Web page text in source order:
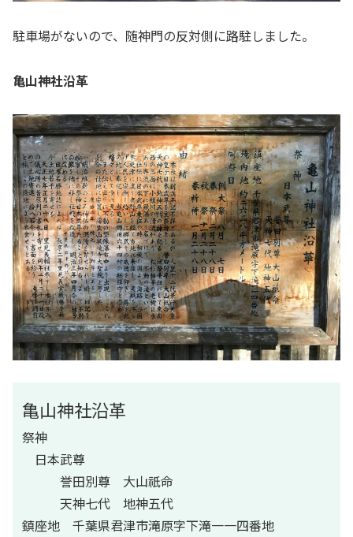
駐車場がないので、随神門の反対側に路駐しました。
亀山神社沿革
亀山神社沿革
祭神
日本武尊
誉田別尊 大山祇命
天神七代 地神五代
鎮座地 千葉県君津市滝原字下滝一一四番地